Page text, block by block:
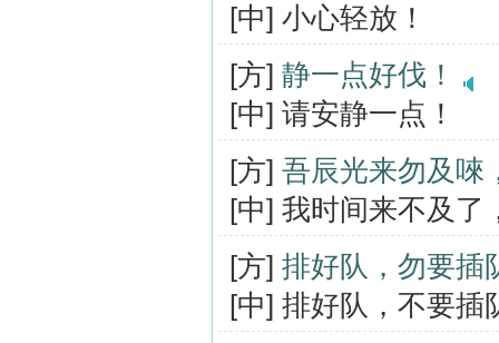
[中] 小心轻放！
[方] 静一点好伐！
[中] 请安静一点！
[方] 吾辰光来勿及唻
[中] 我时间来不及了
[方] 排好队，勿要插
[中] 排好队，不要插